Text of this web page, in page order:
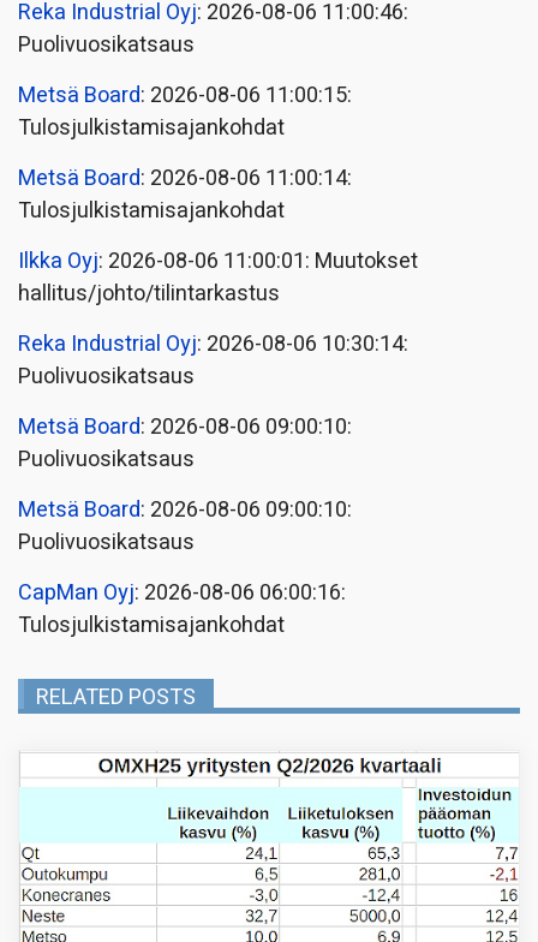
Reka Industrial Oyj: 2026-08-06 11:00:46:
Puolivuosikatsaus
Metsä Board: 2026-08-06 11:00:15:
Tulosjulkistamisajankohdat
Metsä Board: 2026-08-06 11:00:14:
Tulosjulkistamisajankohdat
Ilkka Oyj: 2026-08-06 11:00:01: Muutokset
hallitus/johto/tilintarkastus
Reka Industrial Oyj: 2026-08-06 10:30:14:
Puolivuosikatsaus
Metsä Board: 2026-08-06 09:00:10:
Puolivuosikatsaus
Metsä Board: 2026-08-06 09:00:10:
Puolivuosikatsaus
CapMan Oyj: 2026-08-06 06:00:16:
Tulosjulkistamisajankohdat
RELATED POSTS